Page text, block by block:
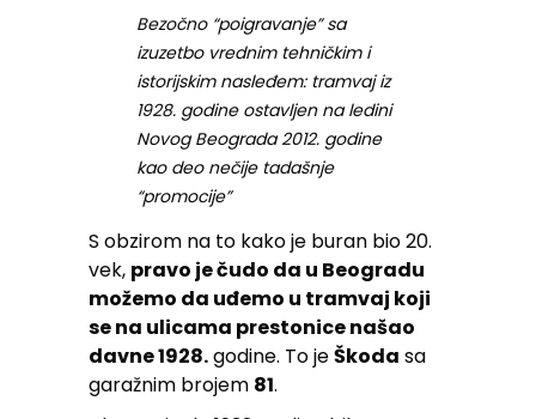
Bezočno “poigravanje” sa
izuzetbo vrednim tehničkim i
istorijskim nasleđem: tramvaj iz
1928. godine ostavljen na ledini
Novog Beograda 2012. godine
kao deo nečije tadašnje
“promocije”
S obzirom na to kako je buran bio 20.
vek, pravo je čudo da u Beogradu
možemo da uđemo u tramvaj koji
se na ulicama prestonice našao
davne 1928.godine. To jeŠkoda sa
garažnim brojem 81.